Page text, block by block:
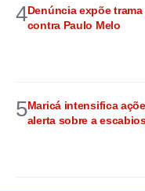
4Denúncia expõe
contra Paulo Melo
5Maricá intensifica
alerta sobre a